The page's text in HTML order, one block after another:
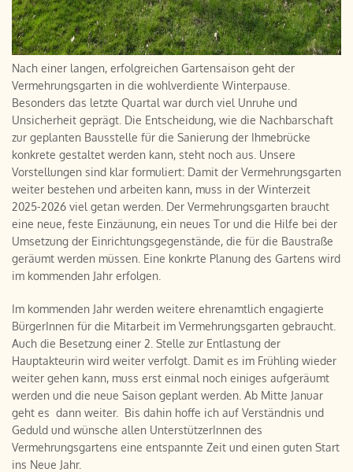
Nach einer langen, erfolgreichen Gartensaison geht der
Vermehrungsgarten in die wohlverdiente Winterpause.
Besonders das letzte Quartal war durch viel Unruhe und
Unsicherheit geprägt. Die Entscheidung, wie die Nachbarschaft
zur geplanten Bausstelle für die Sanierung der Ihmebrücke
konkrete gestaltet werden kann, steht noch aus. Unsere
Vorstellungen sind klar formuliert: Damit der Vermehrungsgarten
weiter bestehen und arbeiten kann, muss in der Winterzeit
2025-2026 viel getan werden. Der Vermehrungsgarten braucht
eine neue, feste Einzäunung, ein neues Tor und die Hilfe bei der
Umsetzung der Einrichtungsgegenstände, die für die Baustraße
geräumt werden müssen. Eine konkrte Planung des Gartens wird
im kommenden Jahr erfolgen.
Im kommenden Jahr werden weitere ehrenamtlich engagierte
BürgerInnen für die Mitarbeit im Vermehrungsgarten gebraucht.
Auch die Besetzung einer 2. Stelle zur Entlastung der
Hauptakteurin wird weiter verfolgt. Damit es im Frühling wieder
weiter gehen kann, muss erst einmal noch einiges aufgeräumt
werden und die neue Saison geplant werden. Ab Mitte Januar
geht es dann weiter. Bis dahin hoffe ich auf Verständnis und
Geduld und wünsche allen UnterstützerInnen des
Vermehrungsgartens eine entspannte Zeit und einen guten Start
ins Neue Jahr.